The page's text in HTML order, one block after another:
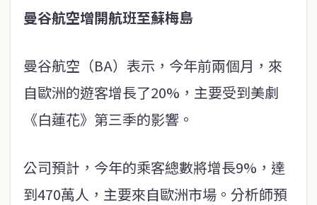
曼谷航空增開航班至蘇梅島
曼谷航空（BA）表示，今年前兩個月，來
自歐洲的遊客增長了20%，主要受到美劇
《白蓮花》第三季的影響。
公司預計，今年的乘客總數將增長9%，達
到470萬人，主要來自歐洲市場。分析師預